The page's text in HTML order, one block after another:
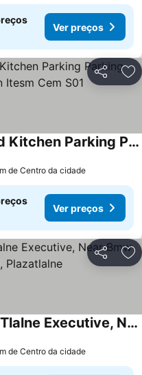
Ver preços
Partilhar
Furnished Suite Equipped Kitchen Parking Parking Terrace Stv 40 2 Min Itesm Cem S01
de Centro da cidade
Ver preços
Partilhar
Depa Comfort In Electra Tlalne Executive, Near Bmw Satelite, Sentura, Plazatlalne
de Centro da cidade